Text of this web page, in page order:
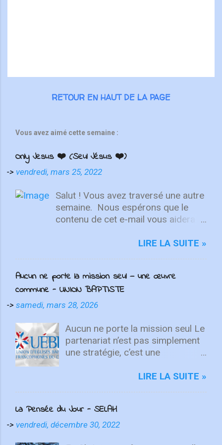
RETOUR EN HAUT DE LA PAGE
Vous avez aimé cette semaine :
Only Jesus ❤️ (Seul Jésus ❤️)
-> vendredi, mars 25, 2022
Salut ! Vous avez traversé une autre
semaine. ⁣ Nous espérons que le
contenu de cet e-mail vous aidera à
Quelle que soit la semaine que vous
une nouvelle chance de se détendre
et de se reposer en Lui. "Puisque
vous êtes ressuscités avec Christ,
d'en haut, où Christ est assis à la
droite de Dieu. Ayez l'esprit sur les
choses d'en haut, non sur les
choses terrestres" - Colossiens
3:1-2 L'équipe d'intégrité ÉCOUTE
énergique, ICF Worship présente
"Only You" , une toute nouvelle
LIRE LA SUITE »
Aucun ne porte la mission seul — une œuvre
commune - UNION BAPTISTE
-> samedi, mars 28, 2026
Aucun ne porte la mission seul Le
partenariat n’est pas simplement
une stratégie, c’est une
des personnes aux dons et
ne pourrait faire seul. Les
Écritures en témoignent à
LIRE LA SUITE »
La Pensée du Jour - SELAH
-> vendredi, décembre 30, 2022